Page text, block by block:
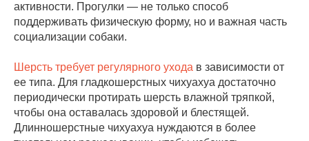
активности. Прогулки — не только способ
поддерживать физическую форму, но и важная часть
социализации собаки.
Шерсть требует регулярного ухода в зависимости от
ее типа. Для гладкошерстных чихуахуа достаточно
периодически протирать шерсть влажной тряпкой,
чтобы она оставалась здоровой и блестящей.
Длинношерстные чихуахуа нуждаются в более